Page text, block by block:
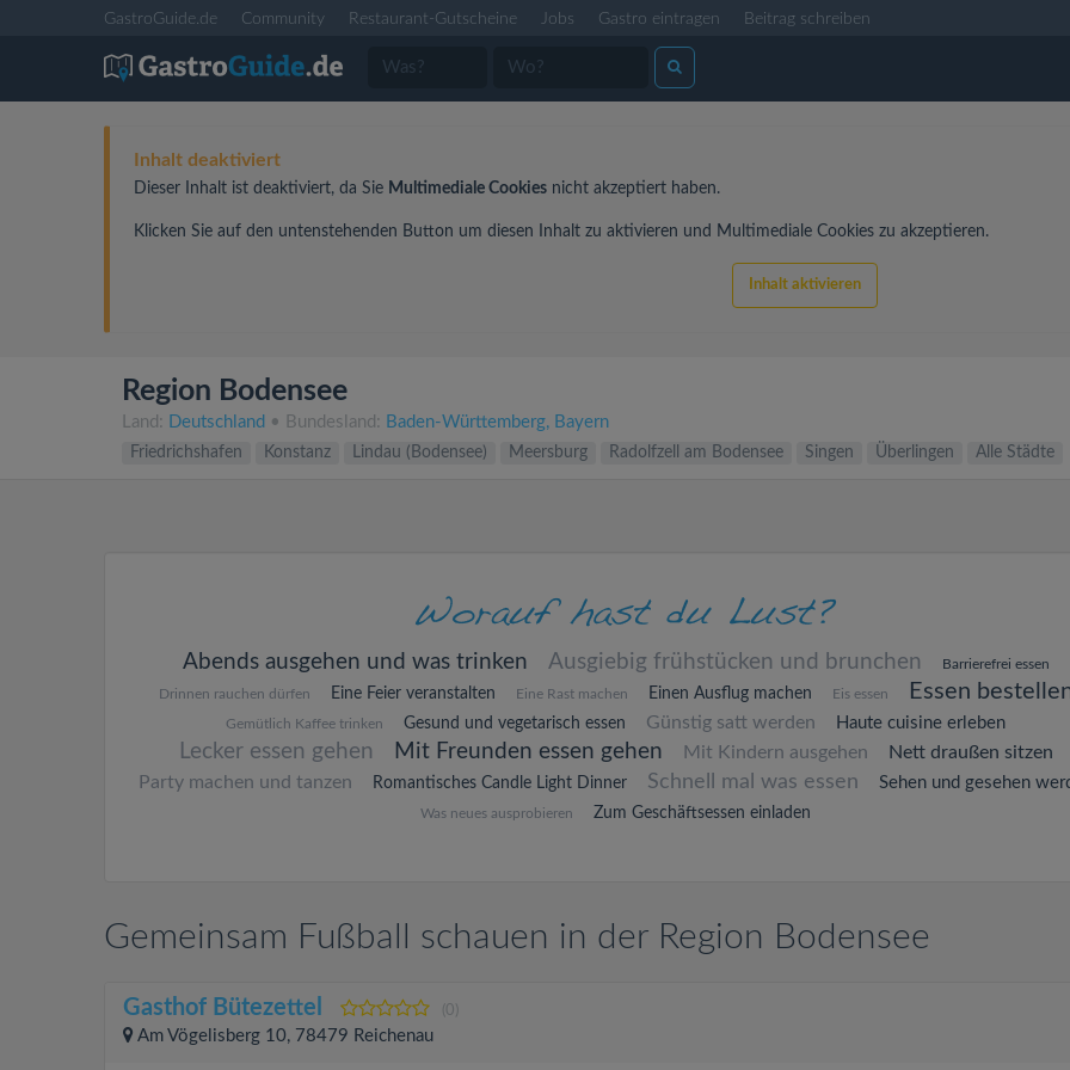
GastroGuide.de Community Restaurant-Gutscheine Jobs Gastro eintragen Beitrag schreiben
Inhalt deaktiviert
Dieser Inhalt ist deaktiviert, da Sie Multimediale Cookies nicht akzeptiert haben.
Klicken Sie auf den untenstehenden Button um diesen Inhalt zu aktivieren und Multimediale Cookies zu akzeptieren.
Inhalt aktivieren
Region Bodensee
Land: Deutschland • Bundesland: Baden-Württemberg Bayern
Friedrichshafen Konstanz Lindau (Bodensee) Meersburg Radolfzell am Bodensee Singen Überlingen Alle Städte
Abends ausgehen und was trinken Ausgiebig frühstücken und brunchen Barrierefrei essen
Drinnen rauchen dürfen Eine Feier veranstalten Eine Rast machen Einen Ausflug machen Eis essen Essen
Gemütlich Kaffee trinken Gesund und vegetarisch essen Günstig satt werden Haute cuisine erleben
Lecker essen gehen Mit Freunden essen gehen Mit Kindern ausgehen
Nett draußen sitzen
Party machen und tanzen
Romantisches Candle Light Dinner Schnell mal was essen Sehen und gesehen
Was neues ausprobieren Zum Geschäftsessen einladen
Gemeinsam Fußball schauen in der Region Bodensee
Gasthof Bütezettel (0)
Am Vögelisberg 10, 78479 Reichenau